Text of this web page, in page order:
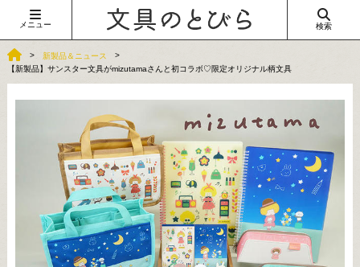
メニュー 検索
新製品＆ニュース
【新製品】サンスター文具がmizutamaさんと初コラボ♡限定オリジナル柄文具